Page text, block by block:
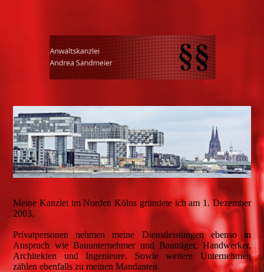
Meine Kanzlei im Norden Kölns gründete ich am 1. Dezember
2003.
Privatpersonen nehmen meine Dienstleistungen ebenso in
Anspruch wie Bauunternehmer und Bauträger, Handwerker,
Architekten und Ingenieure. Sowie weitere Unternehmen
zählen ebenfalls zu meinen Mandanten.